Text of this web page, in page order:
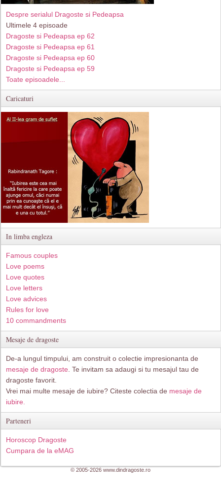
Despre serialul Dragoste si Pedeapsa
Ultimele 4 episoade
Dragoste si Pedeapsa ep 62
Dragoste si Pedeapsa ep 61
Dragoste si Pedeapsa ep 60
Dragoste si Pedeapsa ep 59
Toate episoadele...
Caricaturi
In limba engleza
Famous couples
Love poems
Love quotes
Love letters
Love advices
Rules for love
10 commandments
Mesaje de dragoste
De-a lungul timpului, am construit o colectie impresionanta de
mesaje de dragoste . Te invitam sa adaugi si tu mesajul tau de
dragoste favorit.
Vrei mai multe mesaje de iubire? Citeste colectia de mesaje de
iubire.
Parteneri
Horoscop Dragoste
Cumpara de la eMAG
© 2005-2026 www.dindragoste.ro